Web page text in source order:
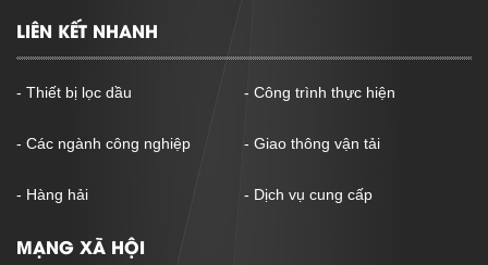
LIÊN KẾT NHANH
- Thiết bị lọc dầu - Công trình thực hiện
- Các ngành công nghiệp - Giao thông vận tải
- Hàng hải - Dịch vụ cung cấp
MẠNG XÃ HỘI